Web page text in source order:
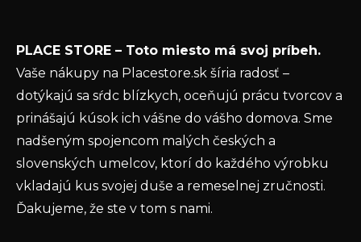
ochrany osobných údajov
PRIHLÁSIŤ SA
PLACE STORE – Toto miesto má svoj príbeh.
Vaše nákupy na Placestore.sk šíria radosť –
dotýkajú sa sŕdc blízkych, oceňujú prácu tvorcov a
prinášajú kúsok ich vášne do vášho domova. Sme
nadšeným spojencom malých českých a
slovenských umelcov, ktorí do každého výrobku
vkladajú kus svojej duše a remeselnej zručnosti.
Ďakujeme, že ste v tom s nami.